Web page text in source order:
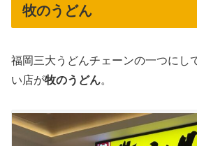
牧のうどん
福岡三大うどんチェーンの一つにし
い店が牧のうどん。